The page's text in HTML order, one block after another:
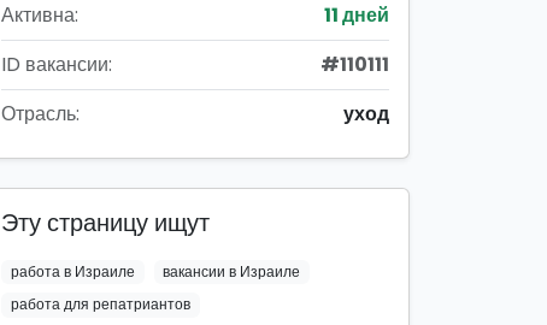
Активна:
11 дней
ID вакансии:
#110111
Отрасль:
уход
Эту страницу ищут
работа в Израиле
вакансии в Израиле
работа для репатриантов